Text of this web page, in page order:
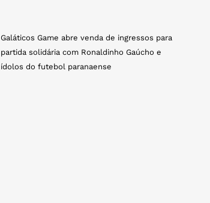
Galáticos Game abre venda de ingressos para
partida solidária com Ronaldinho Gaúcho e
ídolos do futebol paranaense